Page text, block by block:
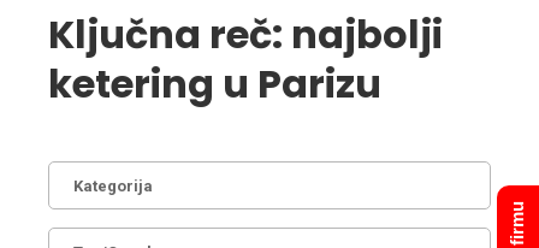
Ključna reč: najbolji
ketering u Parizu